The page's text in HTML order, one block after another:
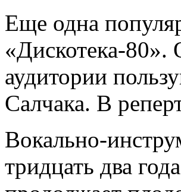
Еще одна
«Дискотека-
аудитории
Салчака. В
Вокально-
тридцать два